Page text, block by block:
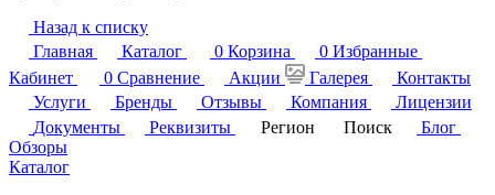
Назад к списку
Главная
Каталог 0 Корзина 0 Избранные
Кабинет
0 Сравнение Акции Галерея
Контакты
Услуги
Бренды Отзывы Компания
Лицензии
Документы
Реквизиты Регион Поиск
Блог
Обзоры
Каталог